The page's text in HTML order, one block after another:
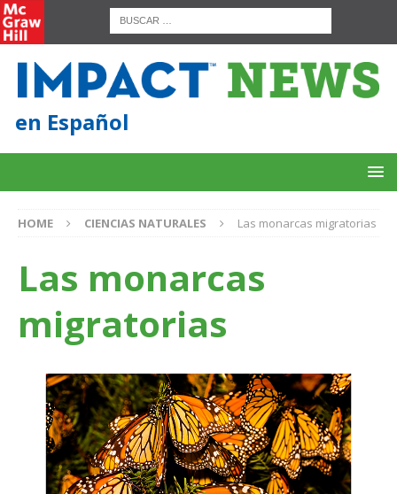
en Español
HOME CIENCIAS NATURALES Las monarcas migratorias
Las monarcas
migratorias